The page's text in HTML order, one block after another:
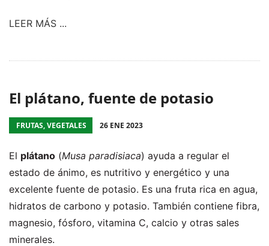
LEER MÁS ...
El plátano, fuente de potasio
FRUTAS, VEGETALES 26 ENE 2023
El plátano (Musa paradisiaca) ayuda a regular el
estado de ánimo, es nutritivo y energético y una
excelente fuente de potasio. Es una fruta rica en agua,
hidratos de carbono y potasio. También contiene fibra,
magnesio, fósforo, vitamina C, calcio y otras sales
minerales.